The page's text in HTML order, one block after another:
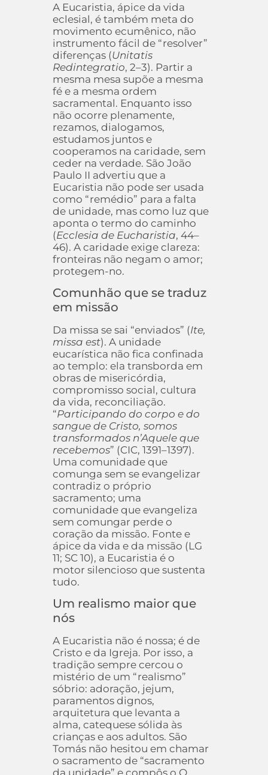
A Eucaristia, ápice da vida
eclesial, é também meta do
movimento ecumênico, não
instrumento fácil de “resolver”
diferenças (Unitatis
Redintegratio, 2–3). Partir a
mesma mesa supõe a mesma
fé e a mesma ordem
sacramental. Enquanto isso
não ocorre plenamente,
rezamos, dialogamos,
estudamos juntos e
cooperamos na caridade, sem
ceder na verdade. São João
Paulo II advertiu que a
Eucaristia não pode ser usada
como “remédio” para a falta
de unidade, mas como luz que
aponta o termo do caminho
(Ecclesia de Eucharistia, 44–
46). A caridade exige clareza:
fronteiras não negam o amor;
protegem-no.
Comunhão que se traduz
em missão
Da missa se sai “enviados” (Ite,
missa est). A unidade
eucarística não fica confinada
ao templo: ela transborda em
obras de misericórdia,
compromisso social, cultura
da vida, reconciliação.
“Participando do corpo e do
sangue de Cristo, somos
transformados n’Aquele que
recebemos” (CIC, 1391–1397).
Uma comunidade que
comunga sem se evangelizar
contradiz o próprio
sacramento; uma
comunidade que evangeliza
sem comungar perde o
coração da missão. Fonte e
ápice da vida e da missão (LG
11; SC 10), a Eucaristia é o
motor silencioso que sustenta
tudo.
Um realismo maior que
nós
A Eucaristia não é nossa; é de
Cristo e da Igreja. Por isso, a
tradição sempre cercou o
mistério de um “realismo”
sóbrio: adoração, jejum,
paramentos dignos,
arquitetura que levanta a
alma, catequese sólida às
crianças e aos adultos. São
Tomás não hesitou em chamar
o sacramento de “sacramento